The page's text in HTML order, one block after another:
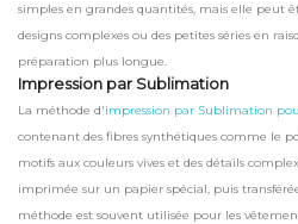
simples en grandes quantités, mais elle peut
designs complexes ou des petites séries en
préparation plus longue.
Impression par Sublimation
La méthode d'impression par Sublimation
contenant des fibres synthétiques comme le
motifs aux couleurs vives et des détails
imprimée sur un papier spécial, puis
méthode est souvent utilisée pour les